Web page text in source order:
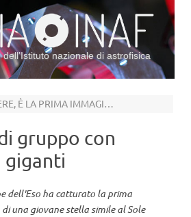
nazionale di astrofisica
SCATTATA CON SPHERE, È LA PRIMA IMMAGINE DIRETTA DI QUESTO TIPO
gruppo con
giganti
dell'Eso ha catturato la prima
una giovane stella simile al Sole